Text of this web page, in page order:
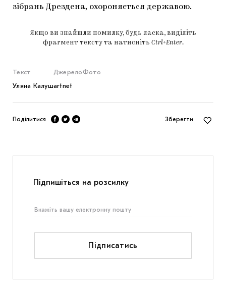
зібрань Дрездена, охороняється державою.
Якщо ви знайшли помилку, будь ласка, виділіть
фрагмент тексту та натисніть Ctrl+Enter.
Текст
Уляна Калуш
Джерело
artnet
Фото
Поділитися Зберегти
Підпишіться на розсилку
Підписатись